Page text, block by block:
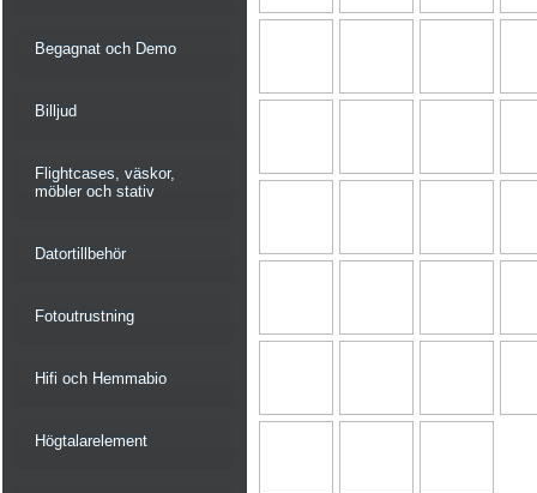
Begagnat och Demo
Billjud
Flightcases, väskor,
möbler och stativ
Datortillbehör
Fotoutrustning
Hifi och Hemmabio
Högtalarelement